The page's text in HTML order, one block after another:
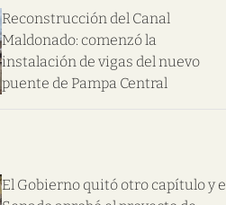
Reconstrucción del Canal
Maldonado: comenzó la
instalación de vigas del nuevo
puente de Pampa Central
El Gobierno quitó otro capítulo y